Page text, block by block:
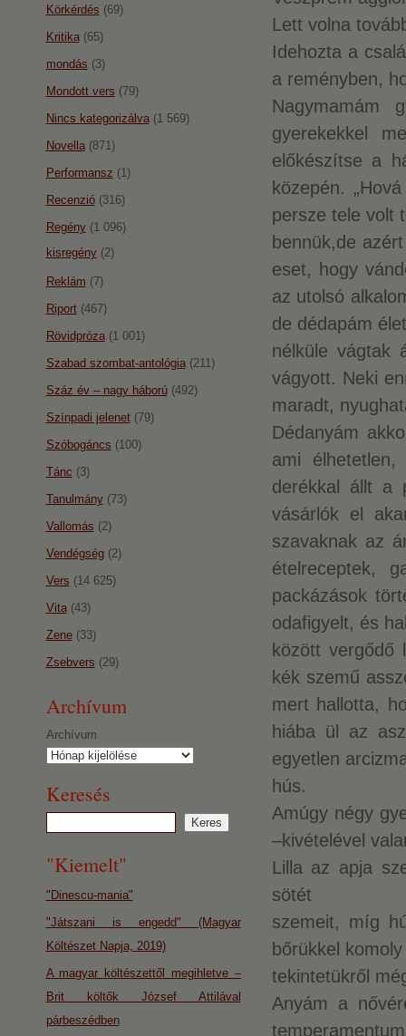
Lett volna
Idehozta a
a reményben,
gyerekekkel
előkészítse a
közepén.
persze tele volt
bennük,de
eset, hogy
az utolsó
de dédapám
nélküle vágtak
vágyott. Neki
maradt,
Dédanyám
ami
derékkal állt a
vásárlók el
szavaknak az
ételreceptek,
packázások
odafigyelt, és
között vergődő
kék szemű
mert hallotta,
hiába ül az
egyetlen
hús.
Amúgy négy
–kivételével
Lilla az apja
sötét
szemeit, míg
bőrükkel
tekintetükről
Anyám a
Körkérdés (69)
Kritika(65)
mondás (3)
Mondott vers (79)
Nincs kategorizálva(1 569)
Novella(871)
Performansz (1)
Recenzió(316)
Regény(1 096)
kisregény(2)
Reklám (7)
Riport(467)
Rövidpróza(1 001)
Szabad szombat-antológia(211)
Száz év – nagy háború(492)
Színpadi jelenet(79)
Szóbogáncs (100)
Tánc (3)
Tanulmány(73)
Vallomás (2)
Vendégség(2)
Vers (14 625)
Vita(43)
Zene(33)
Zsebvers (29)
Archívum
Archívum
Keresés
"Kiemelt"
"Dinescu-mania"
"Játszani is engedd" (Magyar
Költészet Napja, 2019)
A magyar költészettől megihletve –
Brit költők József Attilával
párbeszédben